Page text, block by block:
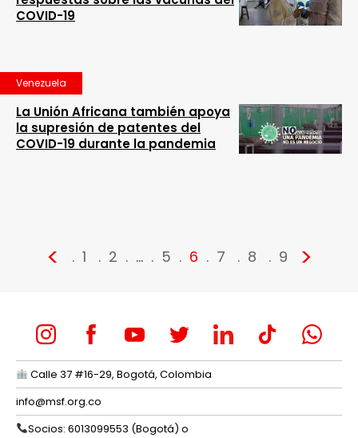
COVID-19
Venezuela
La Unión Africana también apoya
la supresión de patentes del
COVID-19 durante la pandemia
< 1 2 … 5 6 7 8 9 >
Calle 37 #16-29, Bogotá, Colombia
info@msf.org.co
Socios: 6013099553 (Bogotá) o